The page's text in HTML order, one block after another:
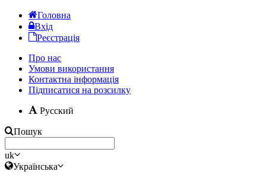
Головна
Вхід
Реєстрація
Про нас
Умови використання
Контактна інформація
Підписатися на розсилку
Русский
Пошук
uk
Українська